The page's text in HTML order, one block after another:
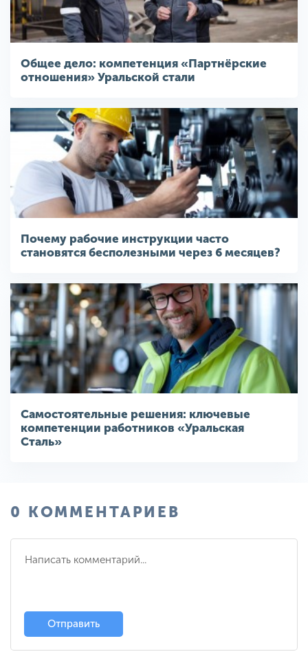
Общее дело: компетенция «Партнёрские
отношения» Уральской стали
Почему рабочие инструкции часто
становятся бесполезными через 6 месяцев?
Самостоятельные решения: ключевые
компетенции работников «Уральская
Сталь»
0 КОММЕНТАРИЕВ
Отправить